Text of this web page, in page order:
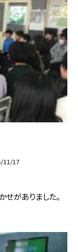
11/17
せがありました。